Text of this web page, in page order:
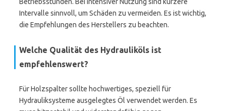
Intervalle sinnvoll, um Schäden zu vermeiden. Es ist wichtig,
die Empfehlungen des Herstellers zu beachten.
Welche Qualität des Hydrauliköls ist
empfehlenswert?
Für Holzspalter sollte hochwertiges, speziell für
Hydrauliksysteme ausgelegtes Öl verwendet werden. Es